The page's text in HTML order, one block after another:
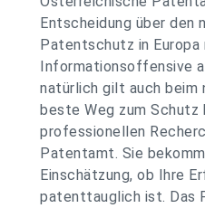
Entscheidung über den
Patentschutz in Europa
Informationsoffensive
natürlich gilt auch beim
beste Weg zum Schutz
professionellen
Patentamt. Sie
Einschätzung, ob Ihre
patenttauglich ist. Das